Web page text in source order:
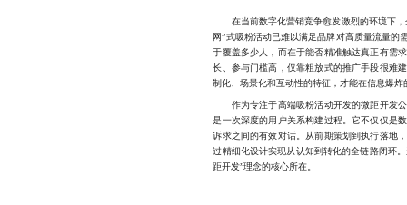
在当前数字化营销竞争愈发激烈的环境下，
网”式吸粉活动已难以满足品牌对高质量流量的
于覆盖多少人，而在于能否精准触达真正有需
长、参与门槛高，仅靠粗放式的推广手段很难
制化、场景化和互动性的特征，才能在信息爆炸
作为专注于高端吸粉活动开发的微距开发公
是一次深度的用户关系构建过程。它不仅仅是
诉求之间的有效对话。从前期策划到执行落地
过精细化设计实现从认知到转化的全链路闭环
距开发”理念的核心所在。